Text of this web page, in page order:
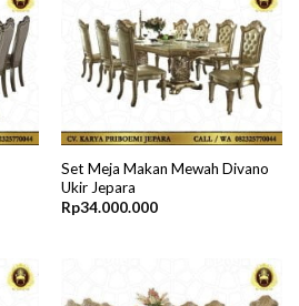
Set Meja Makan Mewah Divano
Ukir Jepara
Rp34.000.000